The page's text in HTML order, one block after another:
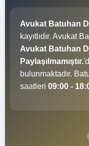
Avukat Batuhan
kayıtlıdır. Avukat
Avukat Batuhan
Paylaşılmamıştır.
bulunmaktadır.
saatleri 09:00 -